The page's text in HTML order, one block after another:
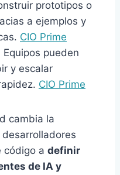
prototipos o
a ejemplos y
CIO Prime
Equipos pueden
y escalar
CIO Prime
cambia la
código a definir
de IA y